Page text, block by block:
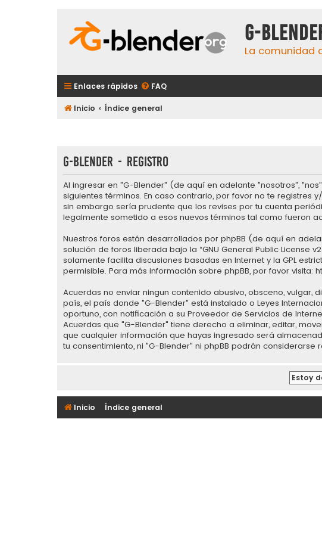
G-
La comunidad
Enlaces rápidos FAQ
Inicio Índice general
G-Blender - Registro
Al ingresar en "G-Blender" (de aquí en adelante "nosotros",
siguientes términos. En caso contrario, por favor no te
sin embargo sería prudente que los revises por tu cuenta
legalmente sometido a esos nuevos términos tal como fueron
Nuestros foros están desarrollados por phpBB (de aquí en
solución de foros liberada bajo la “GNU General Public License
solamente facilita discusiones basadas en Internet y la GPL
permisible. Para más información sobre phpBB, por favor visita:
Acuerdas no enviar ningun contenido abusivo, obsceno,
país, el país donde "G-Blender" está instalado o Leyes
oportuno, con notificación a su Proveedor de Servicios de
Acuerdas que "G-Blender" tiene derecho a eliminar, editar,
que cualquier información que hayas ingresado será
tu consentimiento, ni "G-Blender" ni phpBB podrán
Inicio Índice general